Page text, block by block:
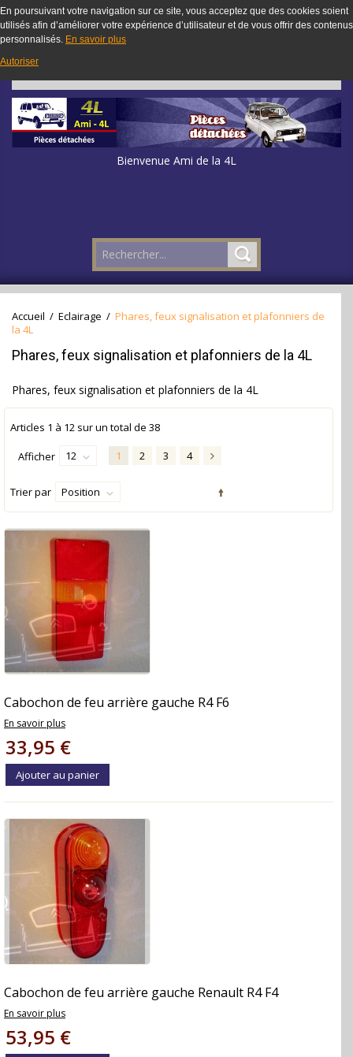
En poursuivant votre navigation sur ce site, vous acceptez que des cookies soient
utilisés afin d’améliorer votre expérience d’utilisateur et de vous offrir des contenus
personnalisés. En savoir plus
Autoriser
Bienvenue Ami de la 4L
Accueil / Eclairage / Phares, feux signalisation et plafonniers de
la 4L
Phares, feux signalisation et plafonniers de la 4L
Phares, feux signalisation et plafonniers de la 4L
Articles 1 à 12 sur un total de 38
1
2 3 4
Afficher 12
Trier par Position
Cabochon de feu arrière gauche R4 F6
En savoir plus
33,95 €
Ajouter au panier
Cabochon de feu arrière gauche Renault R4 F4
En savoir plus
53,95 €